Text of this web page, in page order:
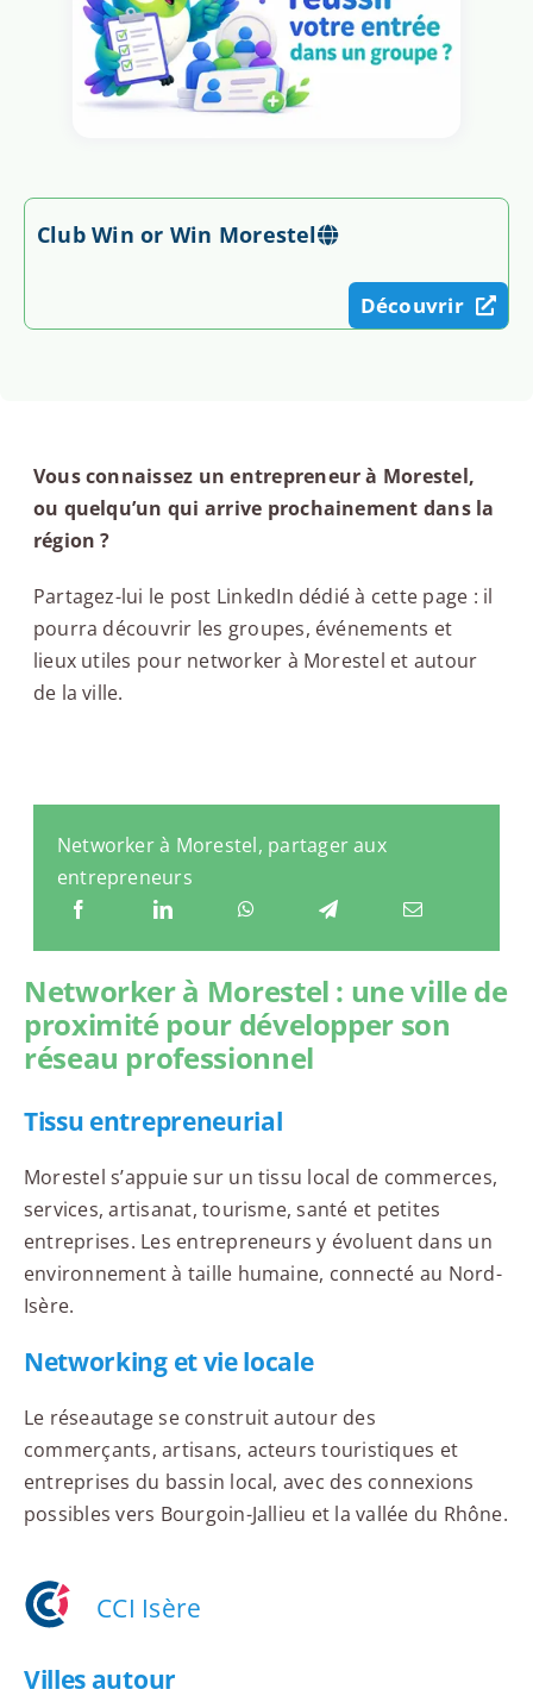
Club Win or Win Morestel
Découvrir
Vous connaissez un entrepreneur à Morestel,
ou quelqu’un qui arrive prochainement dans la
région ?
Partagez-lui le post LinkedIn dédié à cette page : il
pourra découvrir les groupes, événements et
lieux utiles pour networker à Morestel et autour
de la ville.
Networker à Morestel, partager aux
entrepreneurs
Networker à Morestel : une ville de
proximité pour développer son
réseau professionnel
Tissu entrepreneurial
Morestel s’appuie sur un tissu local de commerces,
services, artisanat, tourisme, santé et petites
entreprises. Les entrepreneurs y évoluent dans un
environnement à taille humaine, connecté au Nord-
Isère.
Networking et vie locale
Le réseautage se construit autour des
commerçants, artisans, acteurs touristiques et
entreprises du bassin local, avec des connexions
possibles vers Bourgoin-Jallieu et la vallée du Rhône.
CCI Isère
Villes autour